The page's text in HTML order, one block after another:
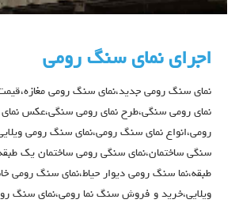
اجرای نمای سنگ رومی
نمای سنگ رومی جدید،نمای سنگ رومی
نمای رومی سنگی،طرح نمای رومی سنگی،عکس
رومی،انواع نمای سنگ رومی،نمای سنگ رومی
سنگی ساختمان،نمای سنگی رومی ساختمان یک
طبقه،نما سنگ رومی دیوار حیاط،نمای سنگ رومی
ویلایی،خرید و فروش سنگ نما رومی،نمای سنگ